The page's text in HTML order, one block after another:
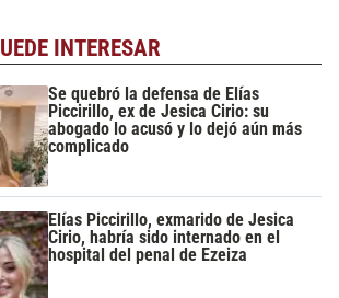
INTERESAR
Se quebró la defensa de Elías
Piccirillo, ex de Jesica Cirio: su
abogado lo acusó y lo dejó aún más
complicado
Elías Piccirillo, exmarido de Jesica
Cirio, habría sido internado en el
hospital del penal de Ezeiza